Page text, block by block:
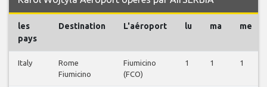
les
pays
Destination L'aéroport lu ma me
Italy
Rome
Fiumicino
Fiumicino
(FCO)
1 1 1